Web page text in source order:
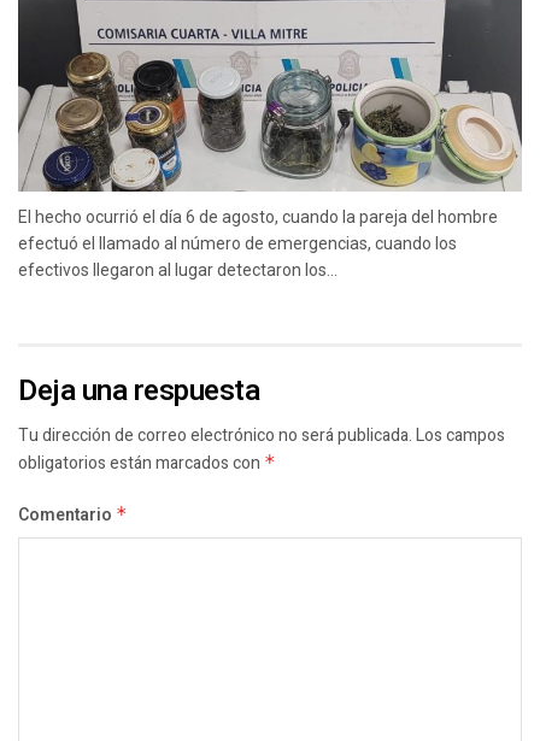
El hecho ocurrió el día 6 de agosto, cuando la pareja del hombre
efectuó el llamado al número de emergencias, cuando los
efectivos llegaron al lugar detectaron los...
Deja una respuesta
Tu dirección de correo electrónico no será publicada.Los campos
obligatorios están marcados con *
Comentario *